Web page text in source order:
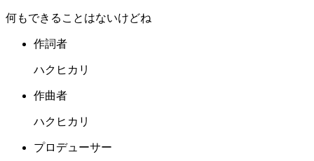
何もできることはないけどね
作詞者
ハクヒカリ
作曲者
ハクヒカリ
プロデューサー